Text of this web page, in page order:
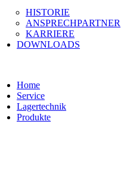
HISTORIE
ANSPRECHPARTNER
KARRIERE
DOWNLOADS
Home
Service
Lagertechnik
Produkte